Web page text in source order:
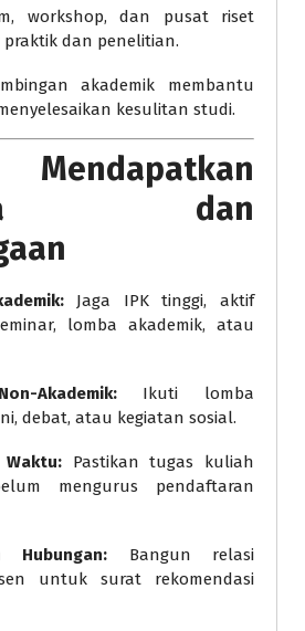
workshop, dan pusat riset
dan penelitian.
akademik membantu
kesulitan studi.
dan
Jaga IPK tinggi, aktif
lomba akademik, atau
Akademik:Ikuti lomba
debat, atau kegiatan sosial.
Waktu:Pastikan tugas kuliah
mengurus pendaftaran
Hubungan: Bangun relasi
untuk surat rekomendasi